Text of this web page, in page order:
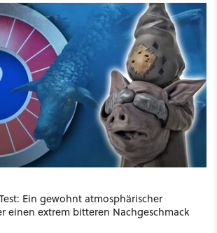
Ein gewohnt atmosphärischer
einen extrem bitteren Nachgeschmack